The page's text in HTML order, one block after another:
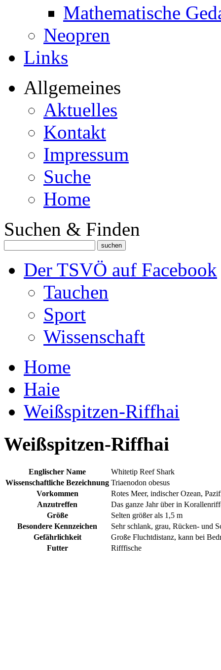
Mathematische
Neopren
Links
Allgemeines
Aktuelles
Kontakt
Impressum
Suche
Home
Suchen & Finden
Der TSVÖ auf Facebook
Tauchen
Sport
Wissenschaft
Home
Haie
Weißspitzen-Riffhai
Weißspitzen-Riffhai
Englischer Name
Whitetip Reef Shark
Wissenschaftliche Bezeichnung Triaenodon obesus
Vorkommen
Rotes Meer, indischer Ozean,
Anzutreffen
Das ganze Jahr über in
Größe
Selten größer als 1,5 m
Besondere Kennzeichen
Sehr schlank, grau, Rücken- und
Gefährlichkeit
Große Fluchtdistanz, kann bei
Futter
Rifffische